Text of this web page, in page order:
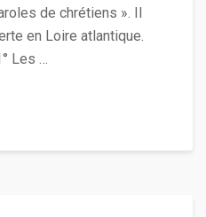
de chrétiens ». Il
en Loire atlantique.
Les …